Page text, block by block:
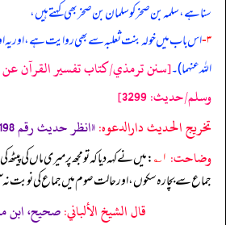
سنا ہے، سلمہ بن صخر کو سلمان بن صخر بھی کہتے ہیں،
۳- اس باب میں خولہ بنت ثعلبہ سے بھی روایت ہے، اور
الله عنہما)۔[سنن ترمذي/كتاب تفسير القرآن عن
وسلم/حدیث: 3299]
تخریج الحدیث دارالدعوہ:«انظر حدیث رقم 1198 (صحیح)»
وضاحت: ۱؎ : میں نے کہہ دیا کہ تو مجھ پر میری ماں کی
جماع سے بچا رہ سکوں، اور حالت صوم میں جماع کی نوبت
قال الشيخ الألباني:صحيح، ابن